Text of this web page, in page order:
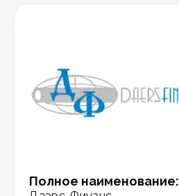
Полное наименование: